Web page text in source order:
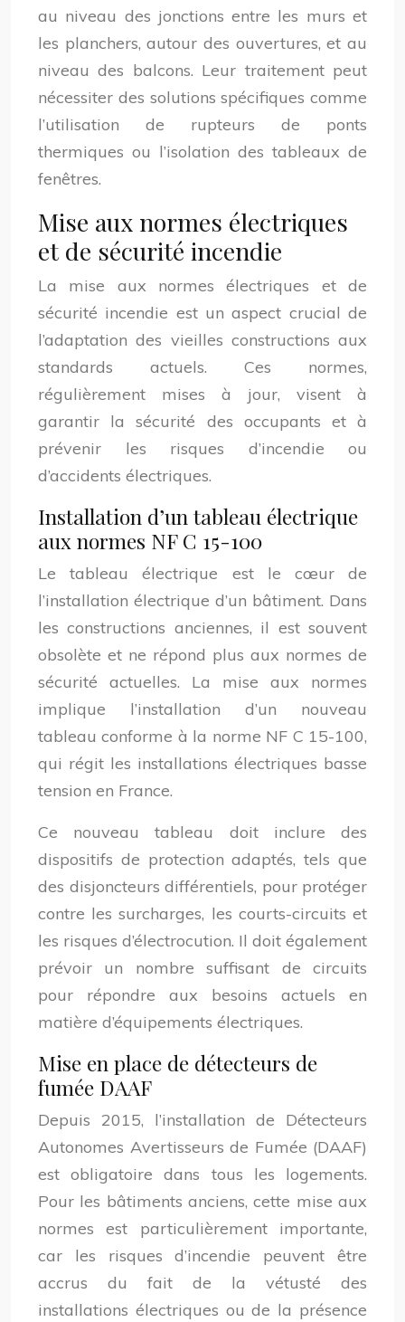
au niveau des jonctions entre les murs et
les planchers, autour des ouvertures, et au
niveau des balcons. Leur traitement peut
nécessiter des solutions spécifiques comme
l’utilisation de rupteurs de ponts
thermiques ou l’isolation des tableaux de
fenêtres.
Mise aux normes électriques
et de sécurité incendie
La mise aux normes électriques et de
sécurité incendie est un aspect crucial de
l’adaptation des vieilles constructions aux
standards actuels. Ces normes,
régulièrement mises à jour, visent à
garantir la sécurité des occupants et à
prévenir les risques d’incendie ou
d’accidents électriques.
Installation d’un tableau électrique
aux normes NF C 15-100
Le tableau électrique est le cœur de
l’installation électrique d’un bâtiment. Dans
les constructions anciennes, il est souvent
obsolète et ne répond plus aux normes de
sécurité actuelles. La mise aux normes
implique l’installation d’un nouveau
tableau conforme à la norme NF C 15-100,
qui régit les installations électriques basse
tension en France.
Ce nouveau tableau doit inclure des
dispositifs de protection adaptés, tels que
des disjoncteurs différentiels, pour protéger
contre les surcharges, les courts-circuits et
les risques d’électrocution. Il doit également
prévoir un nombre suffisant de circuits
pour répondre aux besoins actuels en
matière d’équipements électriques.
Mise en place de détecteurs de
fumée DAAF
Depuis 2015, l’installation de Détecteurs
Autonomes Avertisseurs de Fumée (DAAF)
est obligatoire dans tous les logements.
Pour les bâtiments anciens, cette mise aux
normes est particulièrement importante,
car les risques d’incendie peuvent être
accrus du fait de la vétusté des
installations électriques ou de la présence